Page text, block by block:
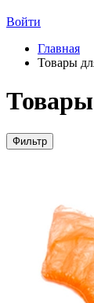
Войти
Главная
Товары
Товары
Фильтр